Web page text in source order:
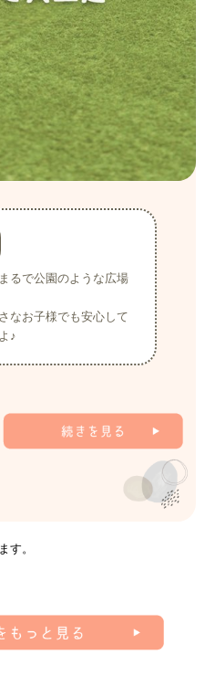
るで公園のような広場
なお子様でも安心して
♪
す。